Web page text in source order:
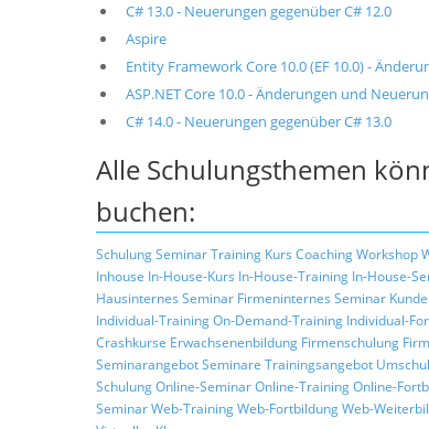
C# 13.0 - Neuerungen gegenüber C# 12.0
Aspire
Entity Framework Core 10.0 (EF 10.0) -
ASP.NET Core 10.0 - Änderungen und
C# 14.0 - Neuerungen gegenüber C# 13.0
Alle Schulungsthemen
buchen:
SchulungSeminarTraining Kurs CoachingWorkshop
Inhouse In-House-Kurs In-House-Training In-House-
Hausinternes Seminar Firmeninternes Seminar
Individual-TrainingOn-Demand-Training Individual-
Crashkurse Erwachsenenbildung Firmenschulung
SeminarangebotSeminare Trainingsangebot
SchulungOnline-SeminarOnline-TrainingOnline-
SeminarWeb-TrainingWeb-FortbildungWeb-